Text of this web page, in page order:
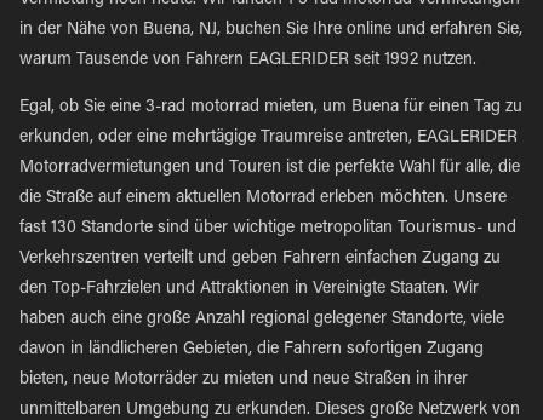
in der Nähe von Buena, NJ, buchen Sie Ihre online und erfahren Sie,
warum Tausende von Fahrern EAGLERIDER seit 1992 nutzen.
Egal, ob Sie eine 3-rad motorrad mieten, um Buena für einen Tag zu
erkunden, oder eine mehrtägige Traumreise antreten, EAGLERIDER
Motorradvermietungen und Touren ist die perfekte Wahl für alle, die
die Straße auf einem aktuellen Motorrad erleben möchten. Unsere
fast 130 Standorte sind über wichtige metropolitan Tourismus- und
Verkehrszentren verteilt und geben Fahrern einfachen Zugang zu
den Top-Fahrzielen und Attraktionen in Vereinigte Staaten. Wir
haben auch eine große Anzahl regional gelegener Standorte, viele
davon in ländlicheren Gebieten, die Fahrern sofortigen Zugang
bieten, neue Motorräder zu mieten und neue Straßen in ihrer
unmittelbaren Umgebung zu erkunden. Dieses große Netzwerk von